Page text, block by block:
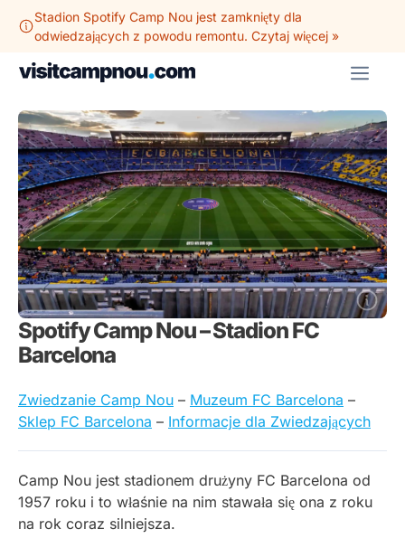
PrzejdźStadion Spotify Camp Nou jest zamknięty dla
odwiedzających z powodu remontu. Czytaj więcej »
Spotify Camp Nou – Stadion FC
Barcelona
Zwiedzanie Camp Nou – Muzeum FC Barcelona –
Sklep FC Barcelona – Informacje dla Zwiedzających
Camp Nou jest stadionem drużyny FC Barcelona od
1957 roku i to właśnie na nim stawała się ona z roku
na rok coraz silniejsza.